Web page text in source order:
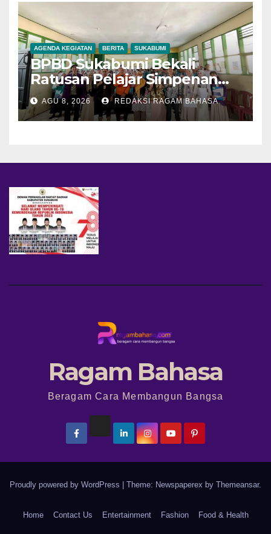
AGENDA KEGIATAN BERITA SUKABUMI
BPBD Sukabumi Bekali
Ratusan Pelajar Simpenan
dengan Mitigasi Bencana
dan PFA
AGU 8, 2026 REDAKSI RAGAM BAHASA
Ragam Bahasa
Beragam Cara Membangun Bangsa
Proudly powered by WordPress | Theme: Newspaperex by Themeansar.
Home Contact Us Entertainment Fashion Food & Health